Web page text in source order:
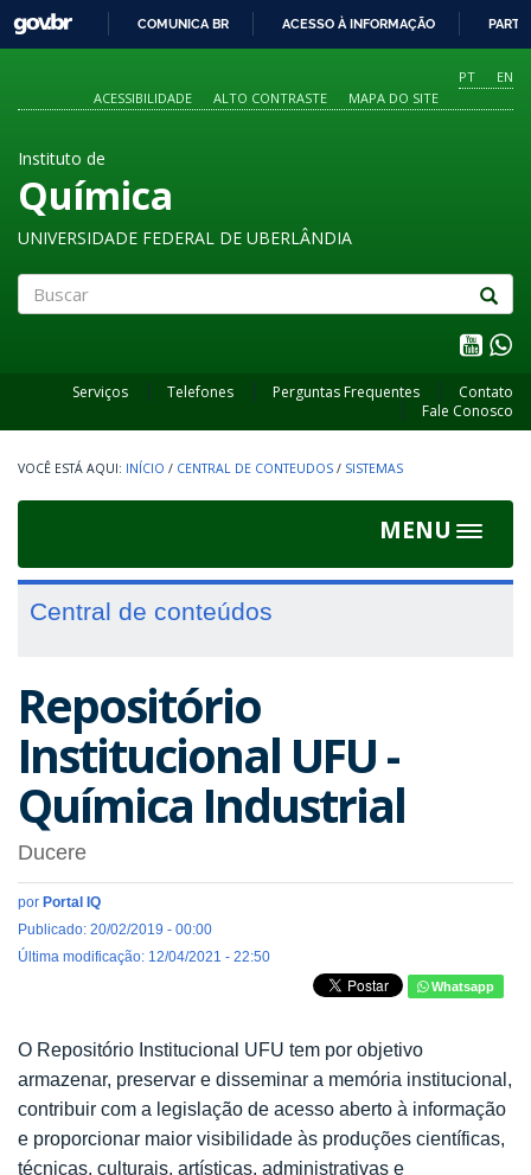
O
CONTEÚDO
GOVBR
COMUNICA BR ACESSO À INFORMAÇÃO
PT
EN
ACESSIBILIDADE
ALTO CONTRASTE MAPA DO SITE
Instituto de
Química
UNIVERSIDADE FEDERAL DE UBERLÂNDIA
Serviços Telefones Perguntas Frequentes
Contato
Fale Conosco
INÍCIO / CENTRAL DE CONTEUDOS / SISTEMAS
MENU
Toggle
Central de conteúdos
Repositório
Institucional UFU -
Química Industrial
Ducere
por Portal IQ
Publicado: 20/02/2019 - 00:00
Última modificação: 12/04/2021 - 22:50
Whatsapp
O Repositório Institucional UFU tem por objetivo
armazenar, preservar e disseminar a memória institucional,
contribuir com a legislação de acesso aberto à informação
e proporcionar maior visibilidade às produções científicas,
técnicas, culturais, artísticas, administrativas e